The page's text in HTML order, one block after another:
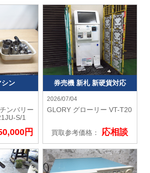
シン
ンバリー
S/1
円
券売機 新札 新硬貨対応
2026/07/04
GLORY グローリー VT-T20
買取参考価格： 応相談